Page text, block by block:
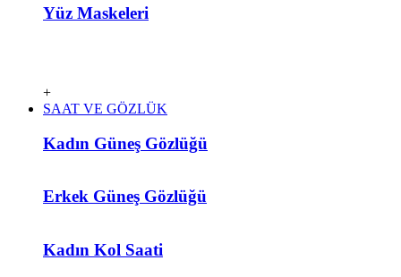
Yüz Maskeleri
+
SAAT VE GÖZLÜK
Kadın Güneş Gözlüğü
Erkek Güneş Gözlüğü
Kadın Kol Saati